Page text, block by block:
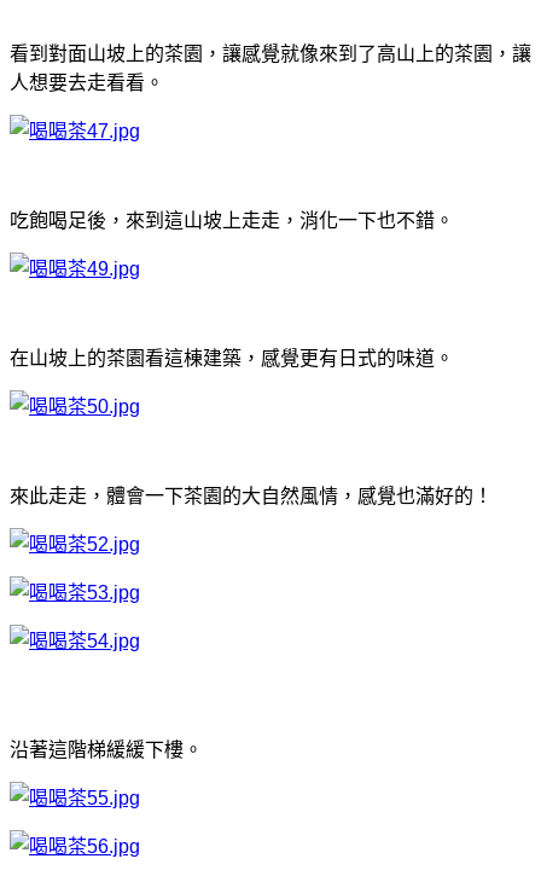
看到對面山坡上的茶園，讓感覺就像來到了高山上的茶園，讓
人想要去走看看。
吃飽喝足後，來到這山坡上走走，消化一下也不錯。
在山坡上的茶園看這棟建築，感覺更有日式的味道。
來此走走，體會一下茶園的大自然風情，感覺也滿好的！
沿著這階梯緩緩下樓。